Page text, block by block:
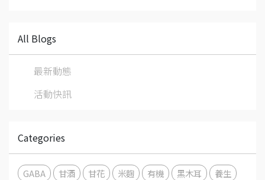
All Blogs
最新動態
活動快訊
Categories
GABA 甘酒 甘花 米麴 有機 黑木耳
養生